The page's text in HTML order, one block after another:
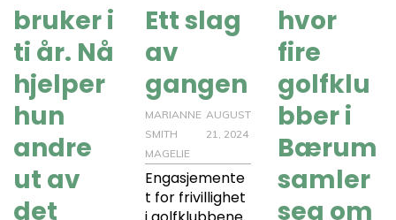
bruker i
ti år. Nå
hjelper
hun
andre
ut av
det
Ett slag
av
gangen
MARIANNE
SMITH
MAGELIE
AUGUST
21, 2024
Engasjemente
t for frivillighet
hvor
fire
golfklu
bber i
Bærum
samler
seg om